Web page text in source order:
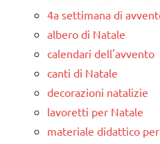
4a settimana di
albero di Natale
calendari dell'avvento
canti di Natale
decorazioni natalizie
lavoretti per Natale
materiale didattico